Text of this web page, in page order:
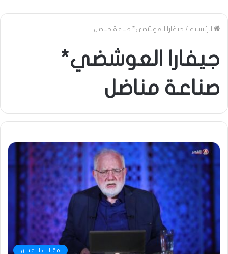
الرئيسية / جيفارا العوشضي* صناعة مناضل
جيفارا العوشضي*
صناعة مناضل
مقالات النفيس